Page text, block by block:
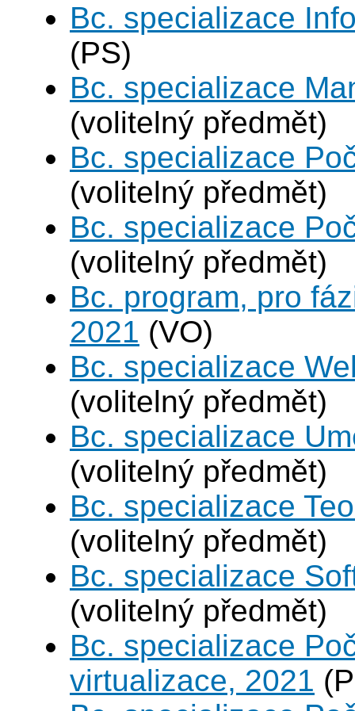
Bc. specializace
(PS)
Bc. specializace
(volitelný předmět)
Bc. specializace
(volitelný předmět)
Bc. specializace
(volitelný předmět)
Bc. program, pro
2021 (VO)
Bc. specializace
(volitelný předmět)
Bc. specializace
(volitelný předmět)
Bc. specializace
(volitelný předmět)
Bc. specializace
(volitelný předmět)
Bc. specializace
virtualizace, 2021